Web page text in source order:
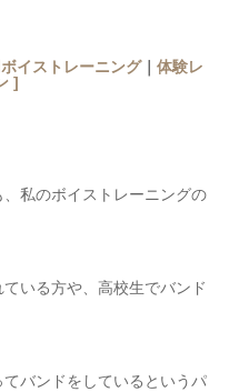
イストレーニング｜ 体験レ
]
私のボイストレーニングの
いる方や、高校生でバンド
バンドをしているというパ